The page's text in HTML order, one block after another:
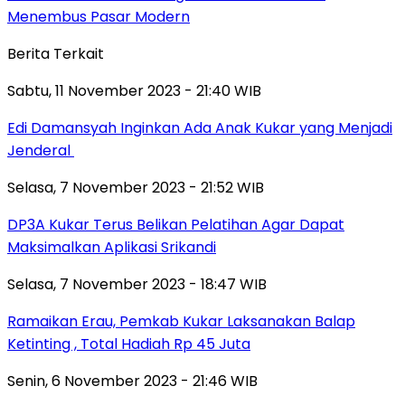
Menembus Pasar Modern
Berita Terkait
Sabtu, 11 November 2023 - 21:40 WIB
Edi Damansyah Inginkan Ada Anak Kukar yang Menjadi
Jenderal
Selasa, 7 November 2023 - 21:52 WIB
DP3A Kukar Terus Belikan Pelatihan Agar Dapat
Maksimalkan Aplikasi Srikandi
Selasa, 7 November 2023 - 18:47 WIB
Ramaikan Erau, Pemkab Kukar Laksanakan Balap
Ketinting , Total Hadiah Rp 45 Juta
Senin, 6 November 2023 - 21:46 WIB